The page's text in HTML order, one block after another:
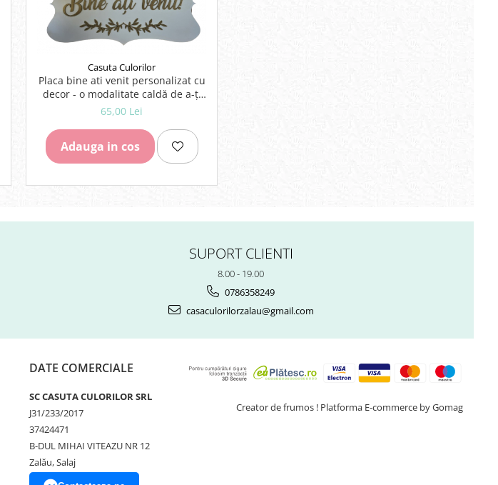
Casuta Culorilor
Placa bine ati venit personalizat cu
decor - o modalitate caldă de a-ți
întâmpina oaspeții!
65,00 Lei
Adauga in cos
SUPORT CLIENTI
8.00 - 19.00
0786358249
casaculorilorzalau@gmail.com
DATE COMERCIALE
SC CASUTA CULORILOR SRL
J31/233/2017
37424471
B-DUL MIHAI VITEAZU NR 12
Zalău, Salaj
Creator de frumos ! Platforma E-commerce by Gomag